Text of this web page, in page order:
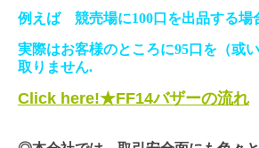
例えば 競売場に100口を出品する場
実際はお客様のところに95口を（或
取りません.
Click here!★FF14バザーの流れ